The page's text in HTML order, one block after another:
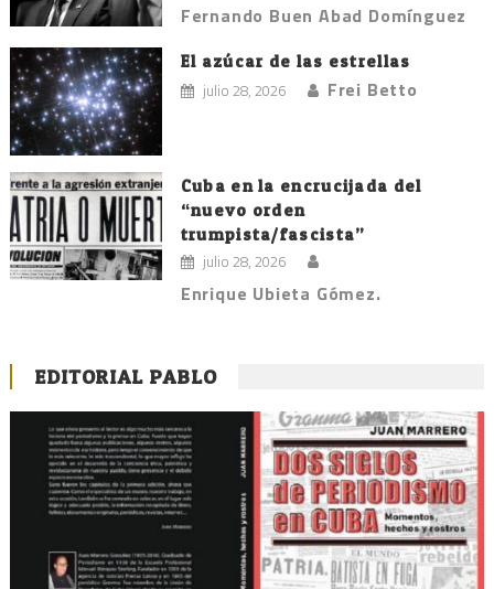
Fernando Buen Abad Domínguez
El azúcar de las estrellas
julio 28, 2026 Frei Betto
Cuba en la encrucijada del
“nuevo orden
trumpista/fascista”
julio 28, 2026
Enrique Ubieta Gómez.
EDITORIAL PABLO